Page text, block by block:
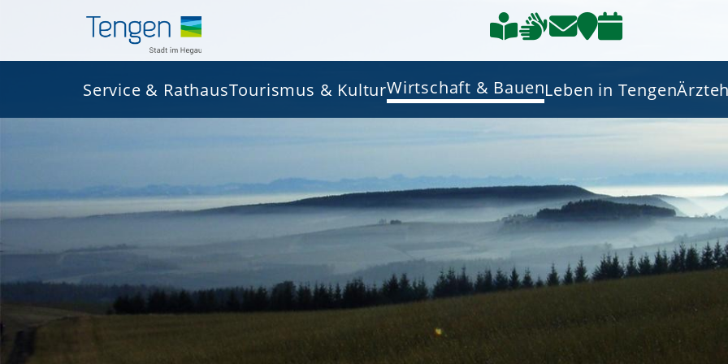
Service & RathausTourismus & KulturWirtschaft & BauenLeben in Tengen